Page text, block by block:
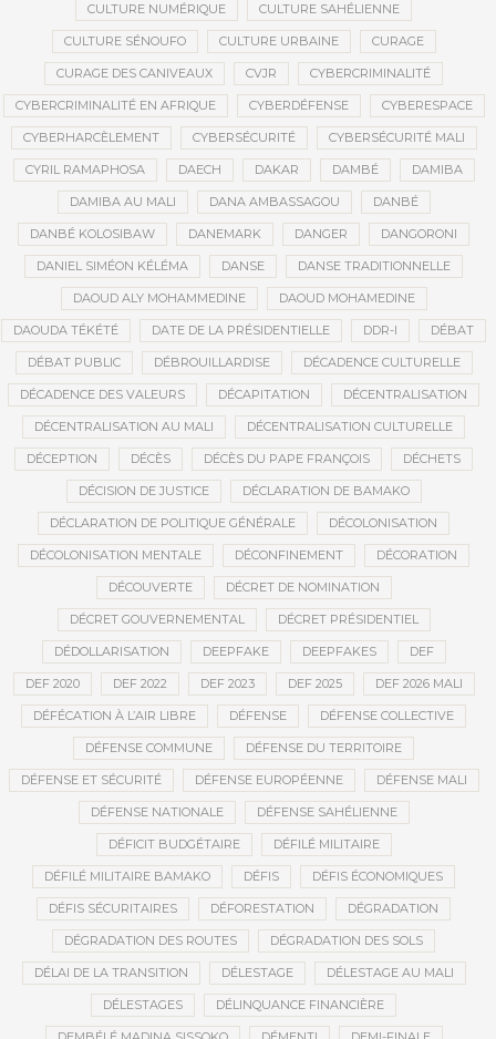
CULTURE NUMÉRIQUE CULTURE SAHÉLIENNE
CULTURE SÉNOUFO CULTURE URBAINE CURAGE
CURAGE DES CANIVEAUX CVJR CYBERCRIMINALITÉ
CYBERCRIMINALITÉ EN AFRIQUE CYBERDÉFENSE CYBERESPACE
CYBERHARCÈLEMENT CYBERSÉCURITÉ CYBERSÉCURITÉ MALI
CYRIL RAMAPHOSA DAECH DAKAR DAMBÉ DAMIBA
DAMIBA AU MALI DANA AMBASSAGOU DANBÉ
DANBÉ KOLOSIBAW DANEMARK DANGER DANGORONI
DANIEL SIMÉON KÉLÉMA DANSE DANSE TRADITIONNELLE
DAOUD ALY MOHAMMEDINE DAOUD MOHAMEDINE
DAOUDA TÉKÉTÉ DATE DE LA PRÉSIDENTIELLE DDR-I DÉBAT
DÉBAT PUBLIC DÉBROUILLARDISE DÉCADENCE CULTURELLE
DÉCADENCE DES VALEURS DÉCAPITATION DÉCENTRALISATION
DÉCENTRALISATION AU MALI DÉCENTRALISATION CULTURELLE
DÉCEPTION DÉCÈS DÉCÈS DU PAPE FRANÇOIS DÉCHETS
DÉCISION DE JUSTICE DÉCLARATION DE BAMAKO
DÉCLARATION DE POLITIQUE GÉNÉRALE DÉCOLONISATION
DÉCOLONISATION MENTALE DÉCONFINEMENT DÉCORATION
DÉCOUVERTE DÉCRET DE NOMINATION
DÉCRET GOUVERNEMENTAL DÉCRET PRÉSIDENTIEL
DÉDOLLARISATION DEEPFAKE DEEPFAKES DEF
DEF 2020 DEF 2022 DEF 2023 DEF 2025 DEF 2026 MALI
DÉFÉCATION À L’AIR LIBRE DÉFENSE DÉFENSE COLLECTIVE
DÉFENSE COMMUNE DÉFENSE DU TERRITOIRE
DÉFENSE ET SÉCURITÉ DÉFENSE EUROPÉENNE DÉFENSE MALI
DÉFENSE NATIONALE DÉFENSE SAHÉLIENNE
DÉFICIT BUDGÉTAIRE DÉFILÉ MILITAIRE
DÉFILÉ MILITAIRE BAMAKO DÉFIS DÉFIS ÉCONOMIQUES
DÉFIS SÉCURITAIRES DÉFORESTATION DÉGRADATION
DÉGRADATION DES ROUTES DÉGRADATION DES SOLS
DÉLAI DE LA TRANSITION DÉLESTAGE DÉLESTAGE AU MALI
DÉLESTAGES DÉLINQUANCE FINANCIÈRE